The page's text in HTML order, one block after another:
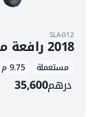
SLA-012
2018 رافعة مقصية كهربائية جي إل جي 2646ES
مستعملة 9.75 م
درهم35,600